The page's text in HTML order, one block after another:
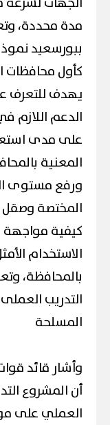
مدة محددة،
ببورسعيد
كأول محافظات
يهدف للتعرف
الدعم اللازم
على مدى
المعنية
ورفع مستوى
المختصة
كيفية مواجهة
الاستخدام
بالمحافظة،
التدريب
المسلحة
وأشار قائد
أن المشروع
العملي على